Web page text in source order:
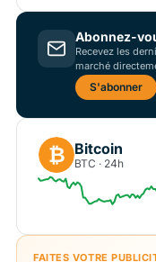
Abonnez-
Recevez les
marché
S'abonner
₿ Bitcoin
BTC · 24h
FAITES VOTRE